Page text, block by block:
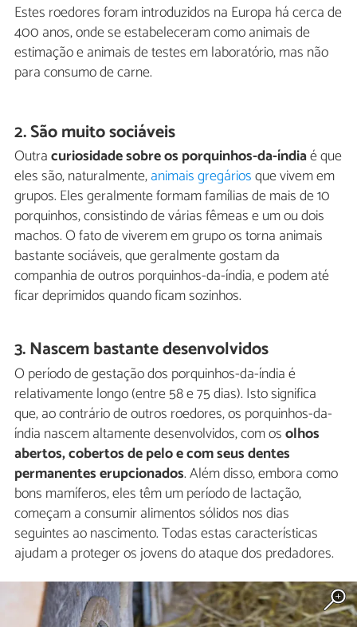
Estes roedores foram introduzidos na Europa há cerca de
400 anos, onde se estabeleceram como animais de
estimação e animais de testes em laboratório, mas não
para consumo de carne.
2. São muito sociáveis
Outracuriosidade sobre os porquinhos-da-índiaé que
eles são, naturalmente,animais gregáriosque vivem em
grupos. Eles geralmente formam famílias de mais de 10
porquinhos, consistindo de várias fêmeas e um ou dois
machos. O fato de viverem em grupo os torna animais
bastante sociáveis, que geralmente gostam da
companhia de outros porquinhos-da-índia, e podem até
ficar deprimidos quando ficam sozinhos.
3. Nascem bastante desenvolvidos
O período de gestação dos porquinhos-da-índia é
relativamente longo (entre 58 e 75 dias). Isto significa
que, ao contrário de outros roedores, os porquinhos-da-
índia nascem altamente desenvolvidos, com osolhos
abertos, cobertos de pelo e com seus dentes
permanentes erupcionados. Além disso, embora como
bons mamíferos, eles têm um período de lactação,
começam a consumir alimentos sólidos nos dias
seguintes ao nascimento. Todas estas características
ajudam a proteger os jovens do ataque dos predadores.